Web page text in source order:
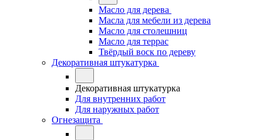
Масло для дерева
Масла для мебели из дерева
Масло для столешниц
Масло для террас
Твёрдый воск по дереву
Декоративная штукатурка
Декоративная штукатурка
Для внутренних работ
Для наружных работ
Огнезащита